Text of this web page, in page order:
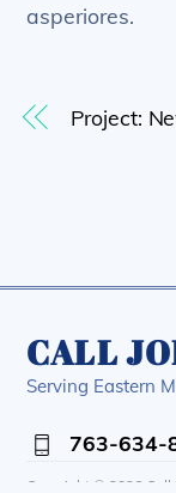
asperiores.
Project:
CALL
Serving Eastern
763-634-
Copyright © 2026 Call